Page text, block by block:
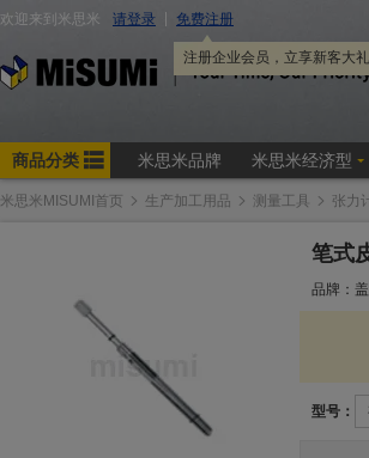
米思米MISUMI首页 生产加工用品 测量工具 张力
笔式
品牌：
型号：